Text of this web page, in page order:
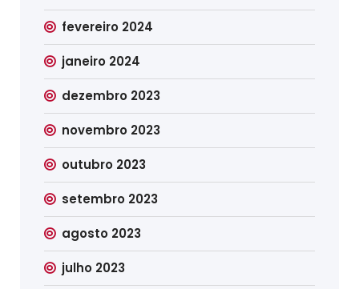
fevereiro 2024
janeiro 2024
dezembro 2023
novembro 2023
outubro 2023
setembro 2023
agosto 2023
julho 2023